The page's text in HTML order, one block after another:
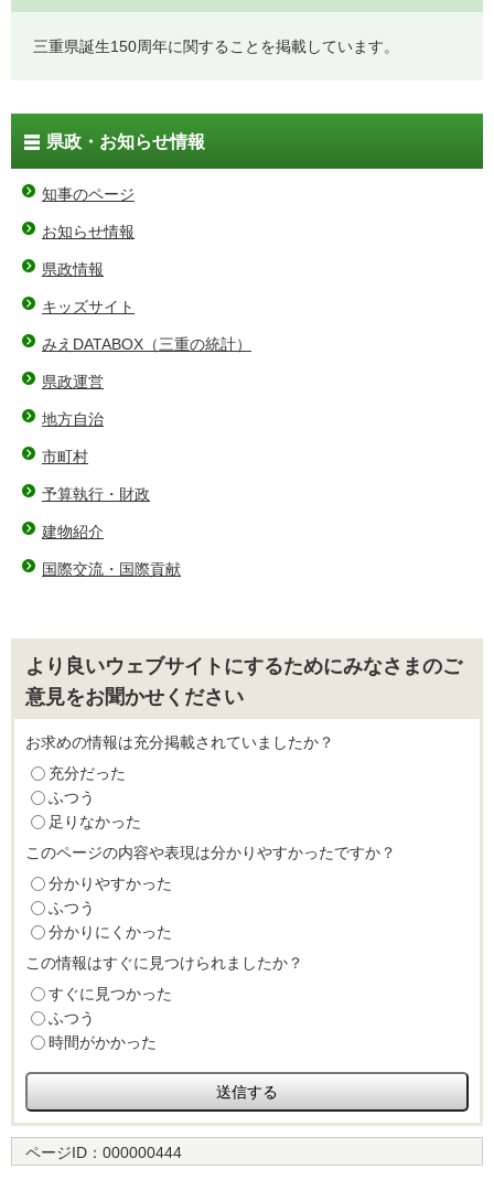
三重県誕生150周年に関することを掲載しています。
県政・お知らせ情報
知事のページ
お知らせ情報
県政情報
キッズサイト
みえDATABOX（三重の統計）
県政運営
地方自治
市町村
予算執行・財政
建物紹介
国際交流・国際貢献
より良いウェブサイトにするためにみなさまのご
意見をお聞かせください
お求めの情報は充分掲載されていましたか？
充分だった
ふつう
足りなかった
このページの内容や表現は分かりやすかったですか？
分かりやすかった
ふつう
分かりにくかった
この情報はすぐに見つけられましたか？
すぐに見つかった
ふつう
時間がかかった
ページID： 000000444